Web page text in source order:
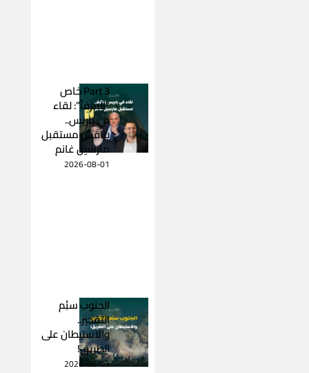
Part 3 خاص
“المرفأ”: لقاء
في باريس..
يناقش مستقبل
مارسيل غانم
2026-08-01
الجنوب سئِم
التفجير..
والاستيطان على
الطريق!
2026-08-03